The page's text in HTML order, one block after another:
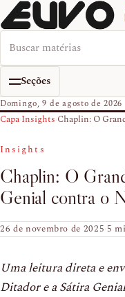
Buscar no EUVO News
Seções
Domingo, 9 de agosto de 2026
Capa›Insights›Chaplin: O
Insights
Chaplin: O
Genial contra o
26 de novembro de 2025·5
Uma leitura direta e
Ditador e a Sátira